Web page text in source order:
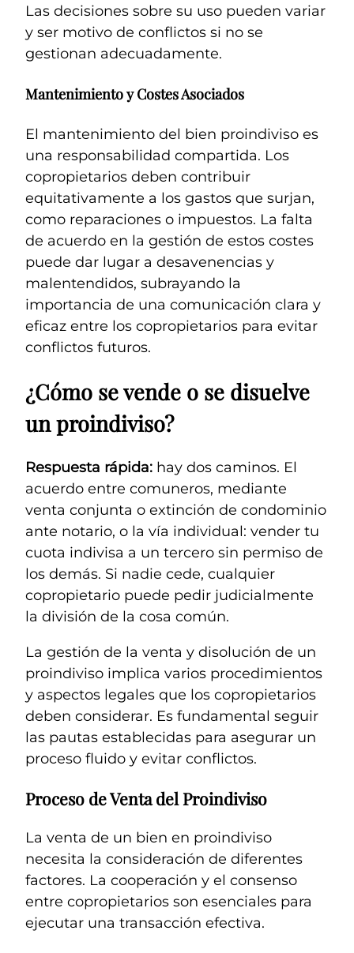
Las decisiones sobre su uso pueden variar
y ser motivo de conflictos si no se
gestionan adecuadamente.
Mantenimiento y Costes Asociados
El mantenimiento del bien proindiviso es
una responsabilidad compartida. Los
copropietarios deben contribuir
equitativamente a los gastos que surjan,
como reparaciones o impuestos. La falta
de acuerdo en la gestión de estos costes
puede dar lugar a desavenencias y
malentendidos, subrayando la
importancia de una comunicación clara y
eficaz entre los copropietarios para evitar
conflictos futuros.
¿Cómo se vende o se disuelve
un proindiviso?
Respuesta rápida: hay dos caminos. El
acuerdo entre comuneros, mediante
venta conjunta o extinción de condominio
ante notario, o la vía individual: vender tu
cuota indivisa a un tercero sin permiso de
los demás. Si nadie cede, cualquier
copropietario puede pedir judicialmente
la división de la cosa común.
La gestión de la venta y disolución de un
proindiviso implica varios procedimientos
y aspectos legales que los copropietarios
deben considerar. Es fundamental seguir
las pautas establecidas para asegurar un
proceso fluido y evitar conflictos.
Proceso de Venta del Proindiviso
La venta de un bien en proindiviso
necesita la consideración de diferentes
factores. La cooperación y el consenso
entre copropietarios son esenciales para
ejecutar una transacción efectiva.